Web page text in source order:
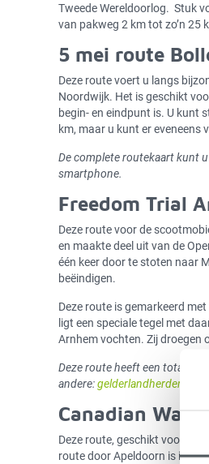
Tweede Wereldoorlog. Stuk
van pakweg 2 km tot zo’n 25
5 mei route
Deze route voert u langs
Noordwijk. Het is geschikt
begin- en eindpunt is. U kunt
km, maar u kunt er eveneens
De complete routekaart kunt
smartphone.
Freedom Trial
Deze route voor de
en maakte deel uit van de
één keer door te stoten naar
beëindigen.
Deze route is gemarkeerd
ligt een speciale tegel met
Arnhem vochten. Zij droegen
Deze route heeft een totale
andere:gelderlandherdenkt.nl
Canadian Walk,
Deze route, geschikt voor
route door Apeldoorn is